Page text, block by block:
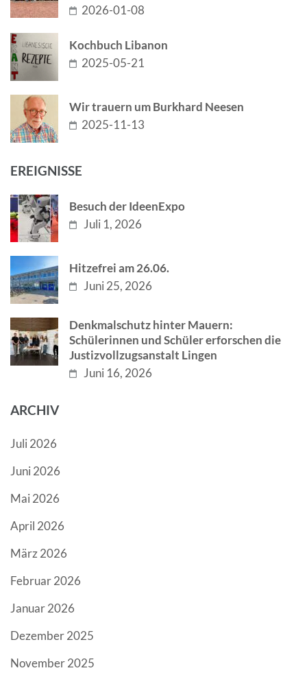
2026-01-08
Kochbuch Libanon
2025-05-21
Wir trauern um Burkhard Neesen
2025-11-13
EREIGNISSE
Besuch der IdeenExpo
Juli 1, 2026
Hitzefrei am 26.06.
Juni 25, 2026
Denkmalschutz hinter Mauern:
Schülerinnen und Schüler erforschen die
Justizvollzugsanstalt Lingen
Juni 16, 2026
ARCHIV
Juli 2026
Juni 2026
Mai 2026
April 2026
März 2026
Februar 2026
Januar 2026
Dezember 2025
November 2025